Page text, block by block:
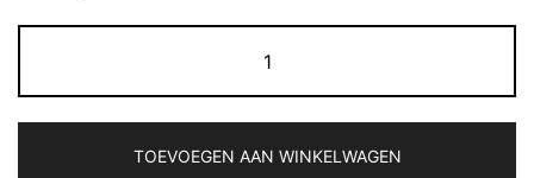
dubbelwandige
drinkfles
aantal
TOEVOEGEN AAN WINKELWAGEN